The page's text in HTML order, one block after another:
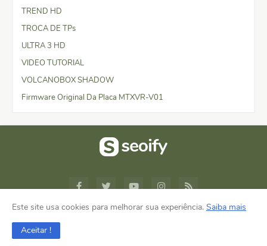
TREND HD
TROCA DE TPs
ULTRA 3 HD
VIDEO TUTORIAL
VOLCANOBOX SHADOW
Firmware Original Da Placa MTXVR-V01
Este site usa cookies para melhorar sua experiência. Saiba mais
Aceitar !